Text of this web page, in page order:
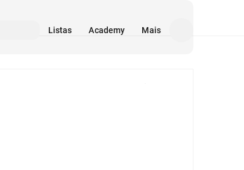
Listas Academy Mais